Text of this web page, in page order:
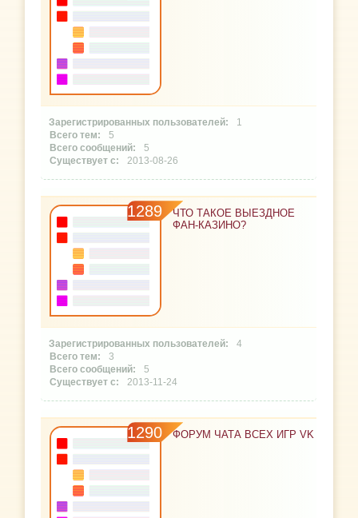
1
5
5
2013-08-26
1289
ЧТО ТАКОЕ ВЫЕЗДНОЕ
ФАН-КАЗИНО?
4
3
5
2013-11-24
1290 ФОРУМ ЧАТА ВСЕХ ИГР VK